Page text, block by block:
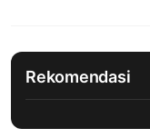
Rekomendasi